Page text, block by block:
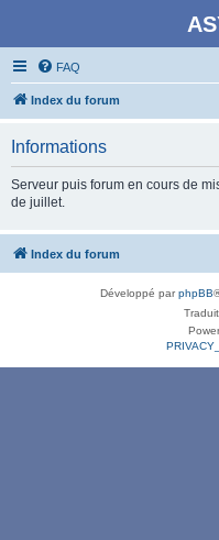
FAQ
Index du forum
Informations
Serveur puis forum en cours de
de juillet.
Index du forum
Développé parphpBB